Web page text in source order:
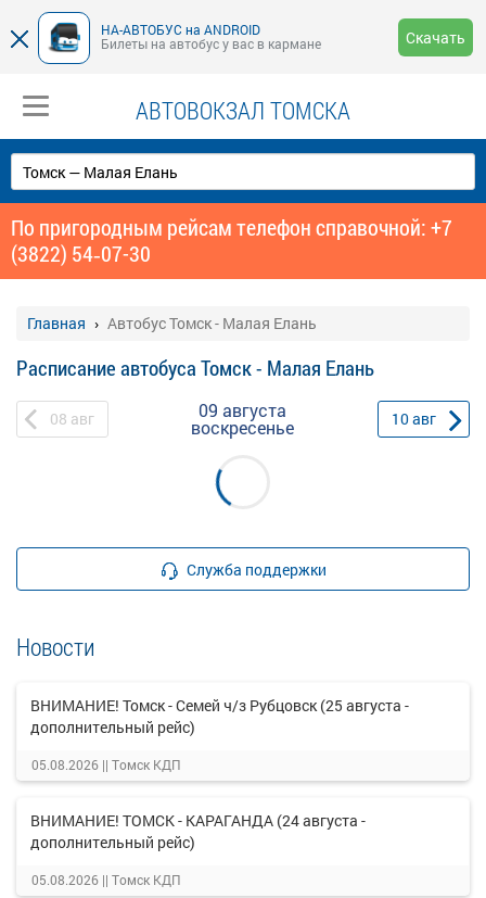
НА-АВТОБУС на ANDROID
Билеты на автобус у вас в кармане
Скачать
АВТОВОКЗАЛ ТОМСКА
По пригородным рейсам телефон справочной: +7
(3822) 54‑07-30
Главная Автобус Томск - Малая Елань
Расписание автобуса Томск - Малая Елань
08 авг 09 августа
воскресенье 10авг
Служба поддержки
Новости
ВНИМАНИЕ! Томск - Семей ч/з Рубцовск (25 августа -
дополнительный рейс)
05.08.2026 || Томск КДП
ВНИМАНИЕ! ТОМСК - КАРАГАНДА (24 августа -
дополнительный рейс)
05.08.2026 || Томск КДП